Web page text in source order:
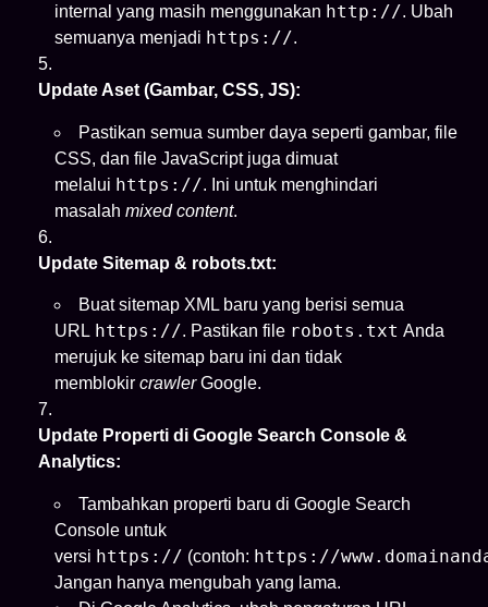
internal yang masih menggunakan http://. Ubah
semuanya menjadi https://.
Update Aset (Gambar, CSS, JS):
Pastikan semua sumber daya seperti gambar, file
CSS, dan file JavaScript juga dimuat
melalui https://. Ini untuk menghindari
masalah mixed content.
Update Sitemap & robots.txt:
Buat sitemap XML baru yang berisi semua
URL https://. Pastikan file robots.txt Anda
merujuk ke sitemap baru ini dan tidak
memblokir crawlerGoogle.
Update Properti di Google Search Console &
Analytics:
Tambahkan properti baru di Google Search
Console untuk
versi https:// (contoh: https://
Jangan hanya mengubah yang lama.